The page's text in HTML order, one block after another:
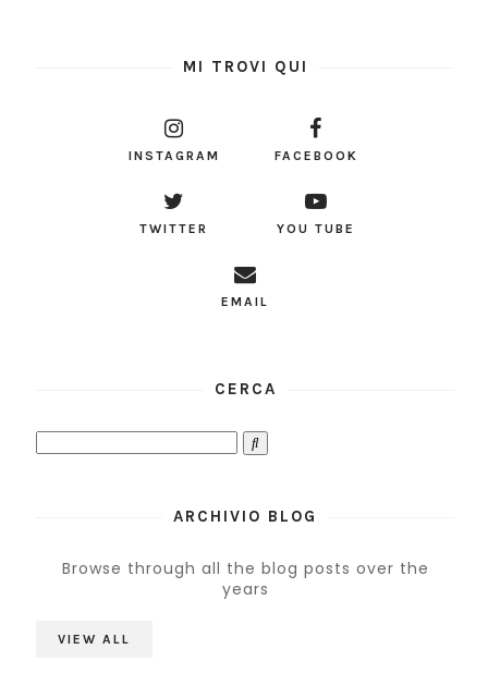
MI TROVI QUI
INSTAGRAM FACEBOOK
TWITTER YOU TUBE
EMAIL
CERCA
ARCHIVIO BLOG
Browse through all the blog posts over the
years
VIEW ALL